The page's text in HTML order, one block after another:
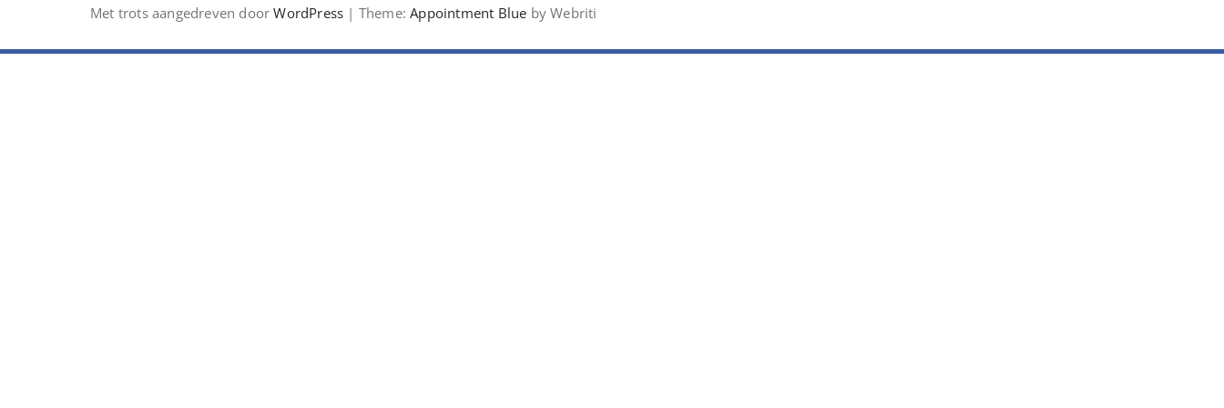
Met trots aangedreven doorWordPress | Theme: Appointment Blue by Webriti